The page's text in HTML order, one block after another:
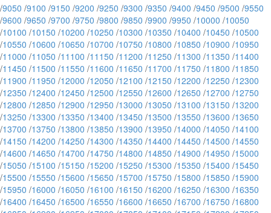
/9050 /9100 /9150 /9200 /9250 /9300 /9350 /9400 /9450 /9500 /9550
/9600 /9650 /9700 /9750 /9800 /9850 /9900 /9950 /10000 /10050
/10100 /10150 /10200 /10250 /10300 /10350 /10400 /10450 /10500
/10550 /10600 /10650 /10700 /10750 /10800 /10850 /10900 /10950
/11000 /11050 /11100 /11150 /11200 /11250 /11300 /11350 /11400
/11450 /11500 /11550 /11600 /11650 /11700 /11750 /11800 /11850
/11900 /11950 /12000 /12050 /12100 /12150 /12200 /12250 /12300
/12350 /12400 /12450 /12500 /12550 /12600 /12650 /12700 /12750
/12800 /12850 /12900 /12950 /13000 /13050 /13100 /13150 /13200
/13250 /13300 /13350 /13400 /13450 /13500 /13550 /13600 /13650
/13700 /13750 /13800 /13850 /13900 /13950 /14000 /14050 /14100
/14150 /14200 /14250 /14300 /14350 /14400 /14450 /14500 /14550
/14600 /14650 /14700 /14750 /14800 /14850 /14900 /14950 /15000
/15050 /15100 /15150 /15200 /15250 /15300 /15350 /15400 /15450
/15500 /15550 /15600 /15650 /15700 /15750 /15800 /15850 /15900
/15950 /16000 /16050 /16100 /16150 /16200 /16250 /16300 /16350
/16400 /16450 /16500 /16550 /16600 /16650 /16700 /16750 /16800